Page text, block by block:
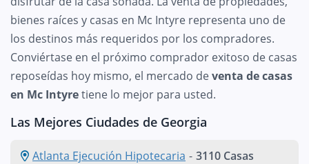
bienes raíces y casas en Mc Intyre representa uno de
los destinos más requeridos por los compradores.
Conviértase en el próximo comprador exitoso de casas
reposeídas hoy mismo, el mercado deventa de casas
en Mc Intyretiene lo mejor para usted.
Las Mejores Ciudades de Georgia
Atlanta Ejecución Hipotecaria - 3110 Casas